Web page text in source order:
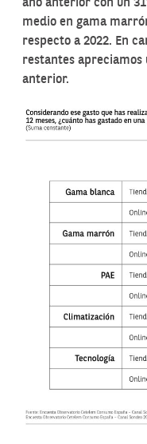
año anterior con un
medio en gama
respecto a 2022. En
restantes apreciamos
anterior.